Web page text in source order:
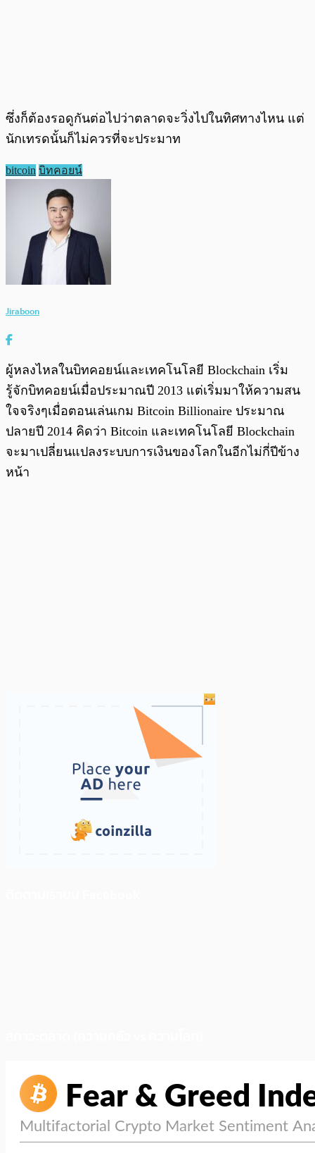
ซึ่งก็ต้องรอดูกันต่อไปว่าตลาดจะวิ่งไปในทิศทางไหน แต่
นักเทรดนั้นก็ไม่ควรที่จะประมาท
bitcoin บิทคอยน์
Jiraboon
ผู้หลงไหลในบิทคอยน์และเทคโนโลยี Blockchain เริ่ม
รู้จักบิทคอยน์เมื่อประมาณปี 2013 แต่เริ่มมาให้ความสน
ใจจริงๆเมื่อตอนเล่นเกม Bitcoin Billionaire ประมาณ
ปลายปี 2014 คิดว่า Bitcoin และเทคโนโลยี Blockchain
จะมาเปลี่ยนแปลงระบบการเงินของโลกในอีกไม่กี่ปีข้าง
หน้า